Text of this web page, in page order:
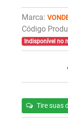
Marca:
Código
Indisponível no
Tire suas